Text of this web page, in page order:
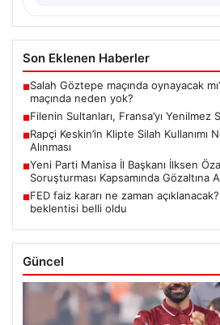
Son Eklenen Haberler
■Salah Göztepe maçında oynayacak
maçında neden yok?
■Filenin Sultanları, Fransa’yı
■Rapçi Keskin’in Klipte Silah Kullanımı
Alınması
■Yeni Parti Manisa İl Başkanı İlksen
Soruşturması Kapsamında Gözaltına
■FED faiz kararı ne zaman
beklentisi belli oldu
Güncel